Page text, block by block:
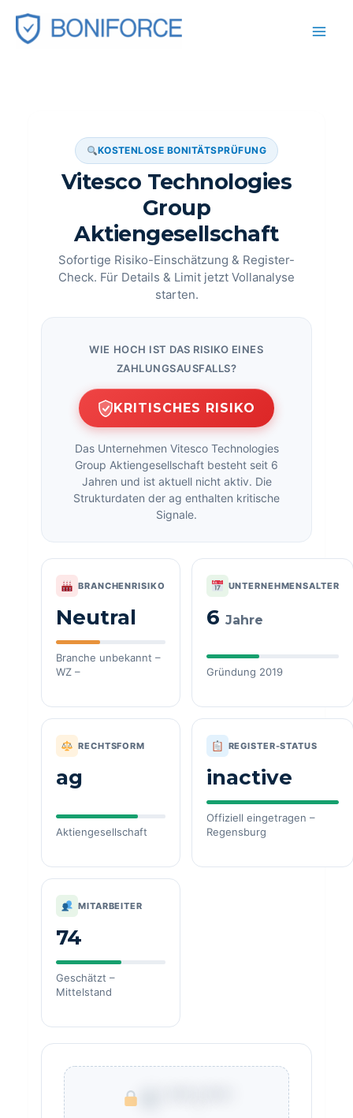
Zum
Inhalt
KOSTENLOSE BONITÄTSPRÜFUNG
Vitesco Technologies
Group
Aktiengesellschaft
Sofortige Risiko-Einschätzung & Register-
Check. Für Details & Limit jetzt Vollanalyse
starten.
WIE HOCH IST DAS RISIKO EINES
ZAHLUNGSAUSFALLS?
KRITISCHES RISIKO
Das Unternehmen Vitesco Technologies
Group Aktiengesellschaft besteht seit 6
Jahren und ist aktuell nicht aktiv. Die
Strukturdaten der ag enthalten kritische
Signale.
BRANCHENRISIKO
Neutral
Branche unbekannt –
WZ –
UNTERNEHMENSALTER
6 Jahre
Gründung 2019
RECHTSFORM
ag
Aktiengesellschaft
REGISTER-STATUS
inactive
Offiziell eingetragen –
Regensburg
MITARBEITER
74
Geschätzt –
Mittelstand